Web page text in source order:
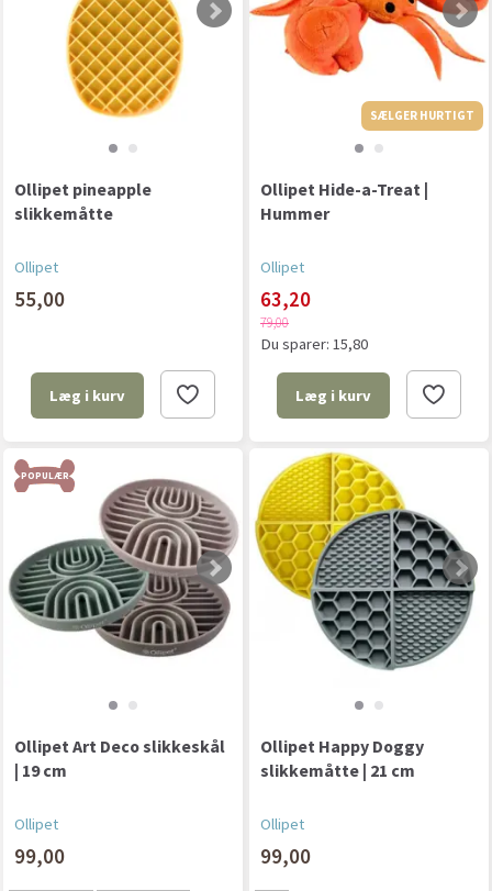
Ollipet pineapple
slikkemåtte
Ollipet
55,00
Læg i kurv
SÆLGER HURTIGT
Ollipet Hide-a-Treat |
Hummer
Ollipet
63,20
79,00
Du sparer: 15,80
Læg i kurv
POPULÆR
Ollipet Art Deco slikkeskål
| 19 cm
Ollipet
99,00
Ollipet Happy Doggy
slikkemåtte | 21 cm
Ollipet
99,00